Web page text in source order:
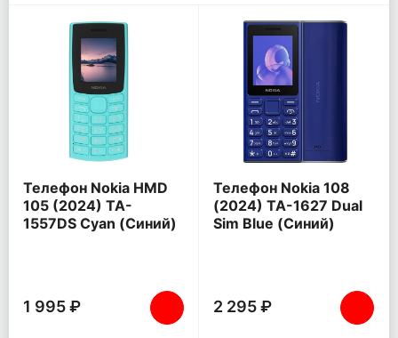
Телефон Nokia HMD
105 (2024) TA-
1557DS Cyan (Синий)
1 995 ₽
Телефон Nokia 108
(2024) TA-1627 Dual
Sim Blue (Синий)
2 295 ₽